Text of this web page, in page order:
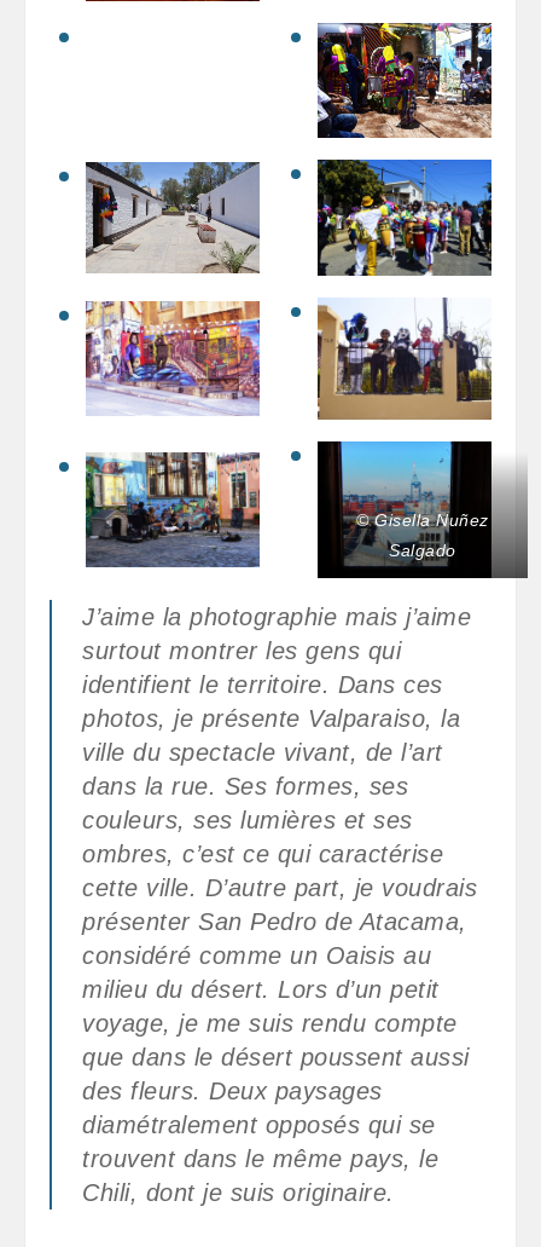
© Gisella Nuñez
Salgado
J’aime la photographie mais j’aime
surtout montrer les gens qui
identifient le territoire. Dans ces
photos, je présente Valparaiso, la
ville du spectacle vivant, de l’art
dans la rue. Ses formes, ses
couleurs, ses lumières et ses
ombres, c’est ce qui caractérise
cette ville. D’autre part, je voudrais
présenter San Pedro de Atacama,
considéré comme un Oaisis au
milieu du désert. Lors d’un petit
voyage, je me suis rendu compte
que dans le désert poussent aussi
des fleurs. Deux paysages
diamétralement opposés qui se
trouvent dans le même pays, le
Chili, dont je suis originaire.